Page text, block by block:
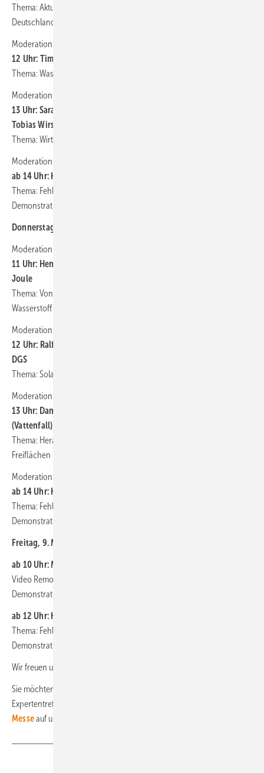
Thema: Aktuelle Rahmenbedingungen für Photovoltaik in
Deutschland
Moderation: Eva Augsten (Redaktion HZwei):
12 Uhr: Timm Peris (Enertrag)
Thema: Wasserstoffprojekt Hyphen Hydrogen in Namibia
Moderation: Fabian Kauschke (Redaktion Erneuerbare Energien):
13 Uhr: Sarah Scharfen (Intilion), Philipp Schreiber (Tesvolt),
Tobias Wirsching (EnBW)
Thema: Wirtschaftliche Perspektiven für Großspeicher
Moderation: Herbert Grab (Redaktion photovoltaik):
ab 14 Uhr: Klaus Terlinden/Oliver Lenckowski
Thema: Fehlersuche in Solaranlagen mit Lasertechnik – mit
Demonstration
Donnerstag, 8. Mai 2025:
Moderation: Eva Augsten (Redaktion HZwei):
11 Uhr: Henning Uck, Manager für strategische Projekte bei GP
Joule
Thema: Von ÖPNV bis regionale Wirtschaft – welche Rolle spielt
Wasserstoff in der lokalen Energiewende?
Moderation: Joachim Berner (Redaktion Gebäude-Energieberater):
12 Uhr: Ralf Haselhuhn, Vorsitzender des Fachausschusses PV der
DGS
Thema: Solarstromspeicher: Sicherheit und Effizienz realisieren
Moderation: Fabian Kauschke (Redaktion Erneuerbare Energien):
13 Uhr: Daniel Hirschberger (Fenecon/Feresto), Marco Harwardt
(Vattenfall)
Thema: Herausforderungen und Konzepte bei der Planung großer
Freiflächen
Moderation: Herbert Grab (Redaktion photovoltaik):
ab 14 Uhr: Klaus Terlinden/Oliver Lenckowski
Thema: Fehlersuche in Solaranlagen mit Lasertechnik – mit
Demonstration
Freitag, 9. Mai 2025:
ab 10 Uhr: Martin Peters (Firma Hypercon)
Video Remote Support für Wartung und Reparaturen – mit
Demonstration
ab 12 Uhr: Klaus Terlinden/Oliver Lenckowski
Thema: Fehlersuche in Solaranlagen mit Lasertechnik – mit
Demonstration
Wir freuen uns auf Ihren Besuch und den fachlichen Austausch.
Sie möchten ein kostenfreies Ticket für Ihren Besuch beim
Expertentreff? Kein Problem: Rufen Sie den
Messeauf und geben Sie diesen Promocode ein: